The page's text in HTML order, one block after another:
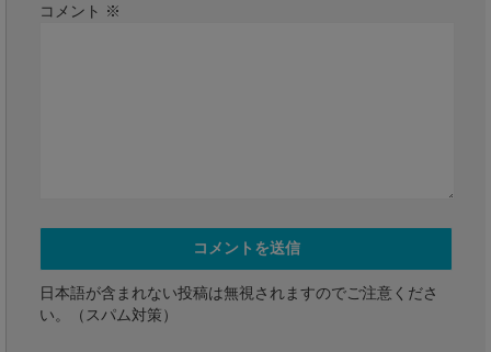
コメント ※
日本語が含まれない投稿は無視されますのでご注意くださ
い。（スパム対策）